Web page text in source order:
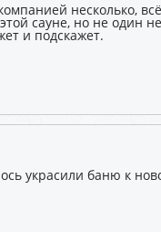
несколько,
сауне, но не один
и подскажет.
украсили баню к